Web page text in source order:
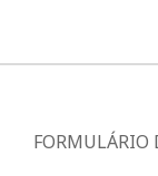
FORMULÁRIO